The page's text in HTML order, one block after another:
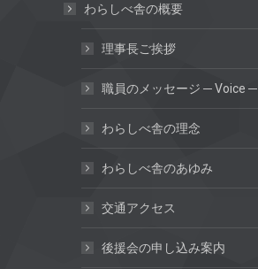
わらしべ舎の概要
理事長ご挨拶
職員のメッセージ ─ Voice ─
わらしべ舎の理念
わらしべ舎のあゆみ
交通アクセス
後援会の申し込み案内